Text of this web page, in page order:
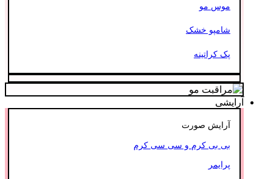
موس مو
شامپو خشک
پک کراتینه
آرایشی
آرایش صورت
بی بی کرم و سی سی کرم
پرایمر